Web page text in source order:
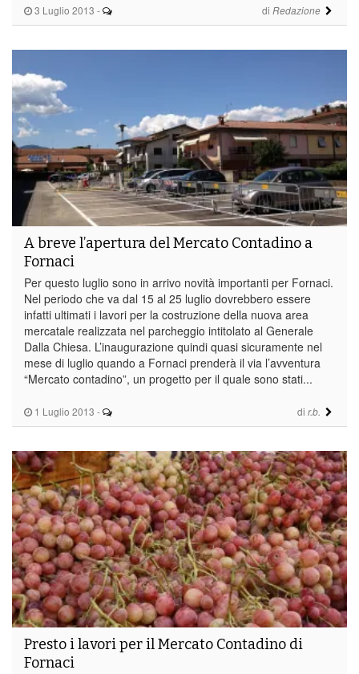
3 Luglio 2013 - di Redazione
1 Luglio 2013 - di r.b.
A breve l’apertura del Mercato Contadino a
Fornaci
Per questo luglio sono in arrivo novità importanti per Fornaci.
Nel periodo che va dal 15 al 25 luglio dovrebbero essere
infatti ultimati i lavori per la costruzione della nuova area
mercatale realizzata nel parcheggio intitolato al Generale
Dalla Chiesa. L’inaugurazione quindi quasi sicuramente nel
mese di luglio quando a Fornaci prenderà il via l’avventura
“Mercato contadino”, un progetto per il quale sono stati...
Presto i lavori per il Mercato Contadino di
Fornaci